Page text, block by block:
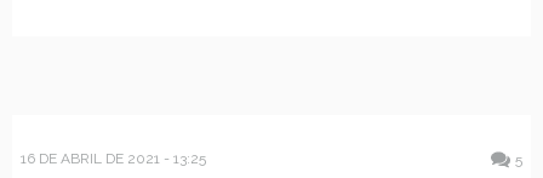
16 DE ABRIL DE 2021 - 13:25 5